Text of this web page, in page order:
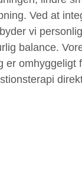
Ved at
vi
balance.
er omhyggeligt